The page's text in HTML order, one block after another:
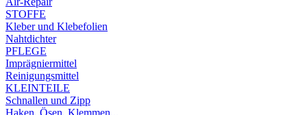
STOFFE
Kleber und Klebefolien
Nahtdichter
PFLEGE
Imprägniermittel
Reinigungsmittel
KLEINTEILE
Schnallen und Zipp
Haken, Ösen, Klemmen...